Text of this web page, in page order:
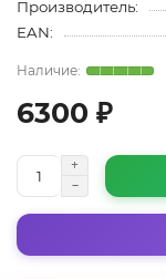
Производитель:
EAN:
6300 ₽